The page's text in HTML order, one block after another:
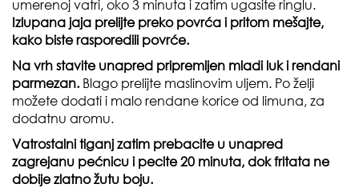
umerenoj vatri, oko 3 minuta i zatim ugasite ringlu.
Izlupana jaja prelijte preko povrća i pritom mešajte,
kako biste rasporedili povrće.
Na vrh stavite unapred pripremljen mladi luk i rendani
parmezan. Blago prelijte maslinovim uljem. Po želji
možete dodati i malo rendane korice od limuna, za
dodatnu aromu.
Vatrostalni tiganj zatim prebacite u unapred
zagrejanu pećnicu i pecite 20 minuta, dok fritata ne
dobije zlatno žutu boju.